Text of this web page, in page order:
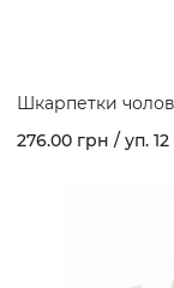
Шкарпетки
276.00 грн / уп.